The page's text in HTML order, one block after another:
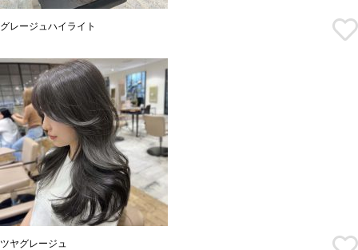
グレージュハイライト
ツヤグレージュ